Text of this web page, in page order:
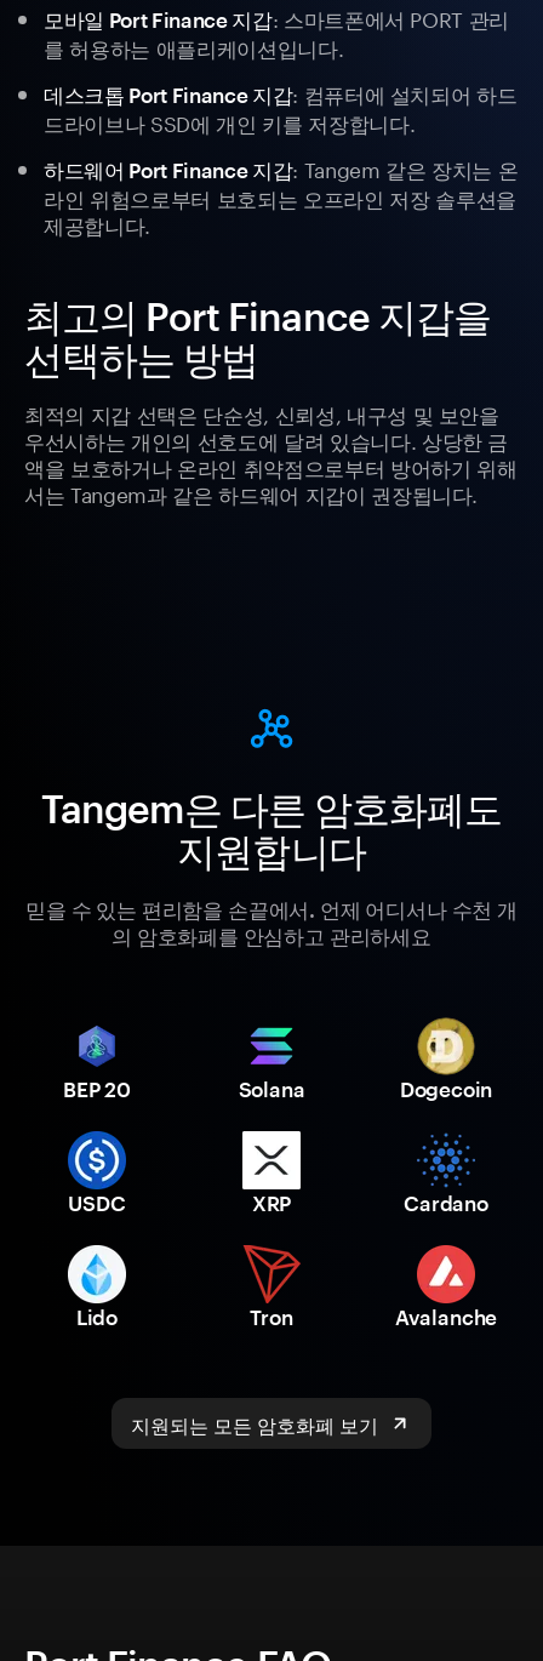
모바일 Port Finance 지갑: 스마트폰에서 PORT 관리
를 허용하는 애플리케이션입니다.
데스크톱 Port Finance 지갑: 컴퓨터에 설치되어 하드
드라이브나 SSD에 개인 키를 저장합니다.
하드웨어 Port Finance 지갑: Tangem 같은 장치는 온
라인 위험으로부터 보호되는 오프라인 저장 솔루션을
제공합니다.
최고의 Port Finance 지갑을
선택하는 방법
최적의 지갑 선택은 단순성, 신뢰성, 내구성 및 보안을
우선시하는 개인의 선호도에 달려 있습니다. 상당한 금
액을 보호하거나 온라인 취약점으로부터 방어하기 위해
서는 Tangem과 같은 하드웨어 지갑이 권장됩니다.
Tangem은 다른 암호화폐도
지원합니다
믿을 수 있는 편리함을 손끝에서. 언제 어디서나 수천 개
의 암호화폐를 안심하고 관리하세요
BEP 20 Solana Dogecoin
USDC XRP Cardano
Lido Tron Avalanche
지원되는 모든 암호화폐 보기